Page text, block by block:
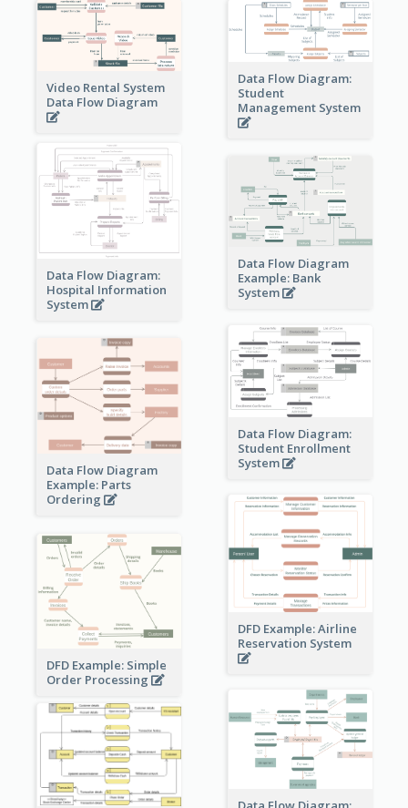
Video Rental System
Data Flow Diagram
Data Flow Diagram:
Student
Management System
Data Flow Diagram:
Hospital Information
System
Data Flow Diagram
Example: Bank
System
Data Flow Diagram:
Student Enrollment
System
Data Flow Diagram
Example: Parts
Ordering
DFD Example: Airline
Reservation System
DFD Example: Simple
Order Processing